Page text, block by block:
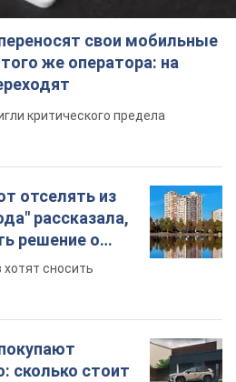
свои мобильные
же оператора: на
критического предела
отселять из
рассказала,
решение о
сносить
сколько стоит